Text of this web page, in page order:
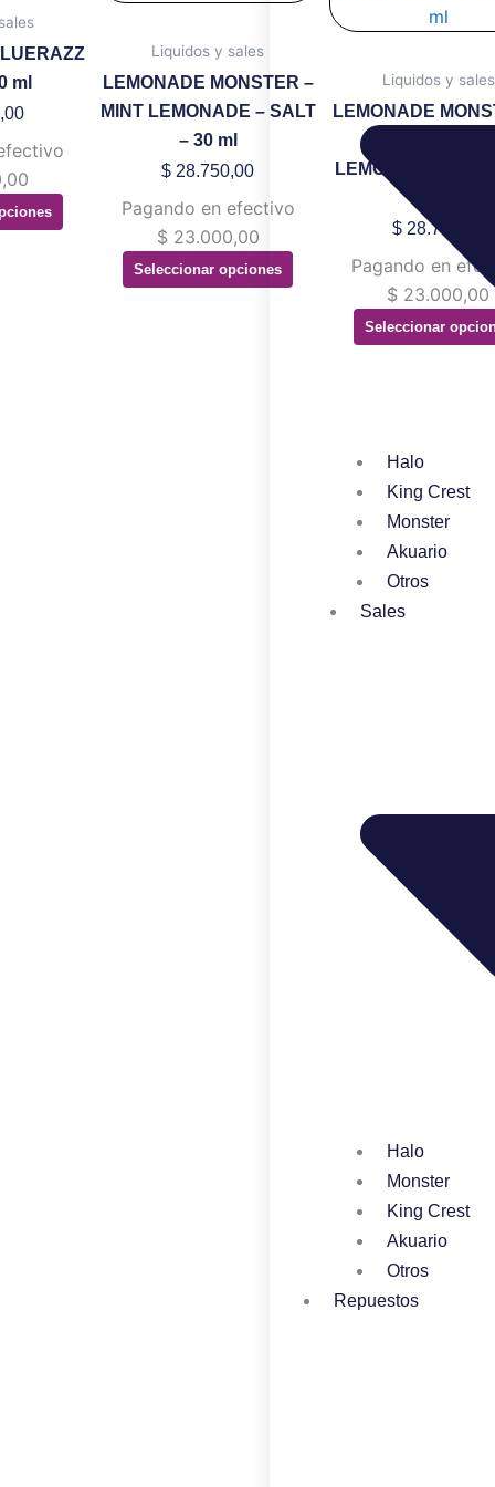
Halo
King Crest
Monster
Akuario
Otros
Sales
Halo
Monster
King Crest
Akuario
Otros
Repuestos
ml
Liquidos y sales
LEMONADE MONSTER –
MINT LEMONADE – SALT
– 30 ml
$ 28.750,00
Pagando en efectivo
$ 23.000,00
Seleccionar opciones
variantes.
Las
opciones
se
elegir
en
la
página
Liquidos y sales
LEMONADE
LEMONADE –
$28.750,00
Pagando en
$ 23.000,00
Seleccionar
Las
se
la
página
de